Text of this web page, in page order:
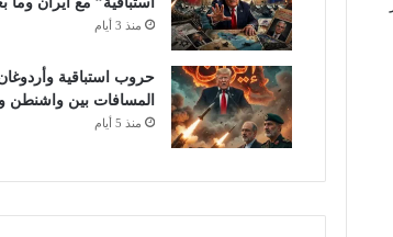
منذ 3 أيام
حروب استباقية
المسافات بين واشنطن
منذ 5 أيام